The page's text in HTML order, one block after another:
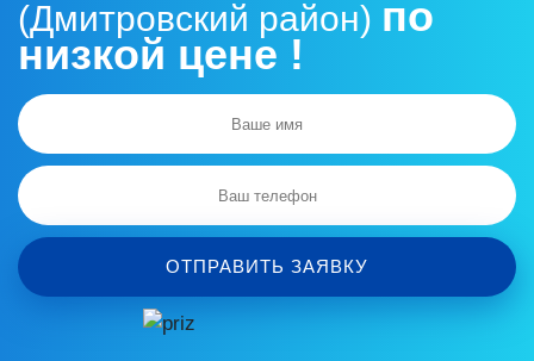
(Дмитровский район) по
низкой цене !
ОТПРАВИТЬ ЗАЯВКУ